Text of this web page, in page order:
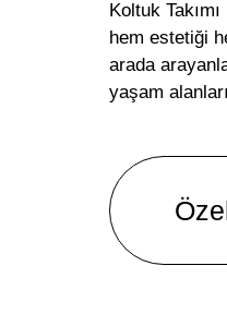
Koltuk
hem estetiği
arada
yaşam